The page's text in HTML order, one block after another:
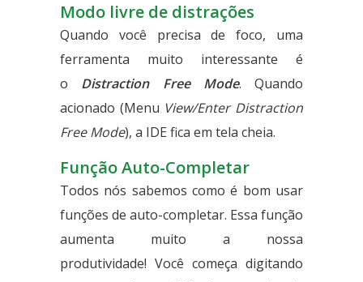
Modo livre de distrações
Quando você precisa de foco, uma
ferramenta muito interessante é
o Distraction Free Mode. Quando
acionado (Menu View/Enter Distraction
Free Mode), a IDE fica em tela cheia.
Função Auto-Completar
Todos nós sabemos como é bom usar
funções de auto-completar. Essa função
aumenta muito a nossa
produtividade! Você começa digitando